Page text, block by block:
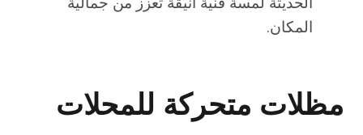
المكان.
مظلات متحركة للمحلات